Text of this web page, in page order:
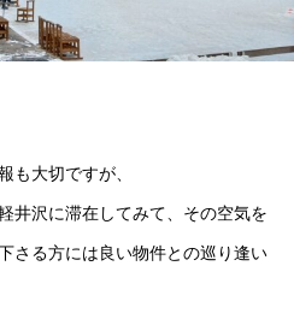
も大切ですが、
井沢に滞在してみて、その空気を
さる方には良い物件との巡り逢い